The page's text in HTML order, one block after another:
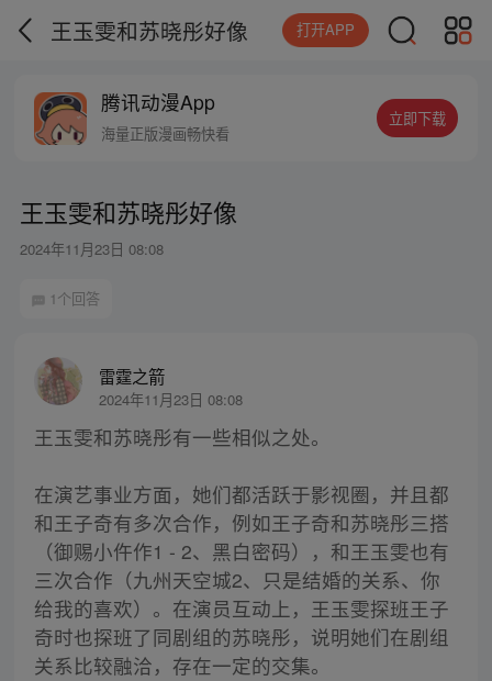
王玉雯和苏晓彤好像 打开APP
腾讯动漫App
海量正版漫画畅快看
立即下载
王玉雯和苏晓彤好像
2024年11月23日 08:08
1个回答
雷霆之箭
2024年11月23日 08:08
王玉雯和苏晓彤有一些相似之处。
在演艺事业方面，她们都活跃于影视圈，并且都
和王子奇有多次合作，例如王子奇和苏晓彤三搭
（御赐小仵作1 - 2、黑白密码），和王玉雯也有
三次合作（九州天空城2、只是结婚的关系、你
给我的喜欢）。在演员互动上，王玉雯探班王子
奇时也探班了同剧组的苏晓彤，说明她们在剧组
关系比较融洽，存在一定的交集。